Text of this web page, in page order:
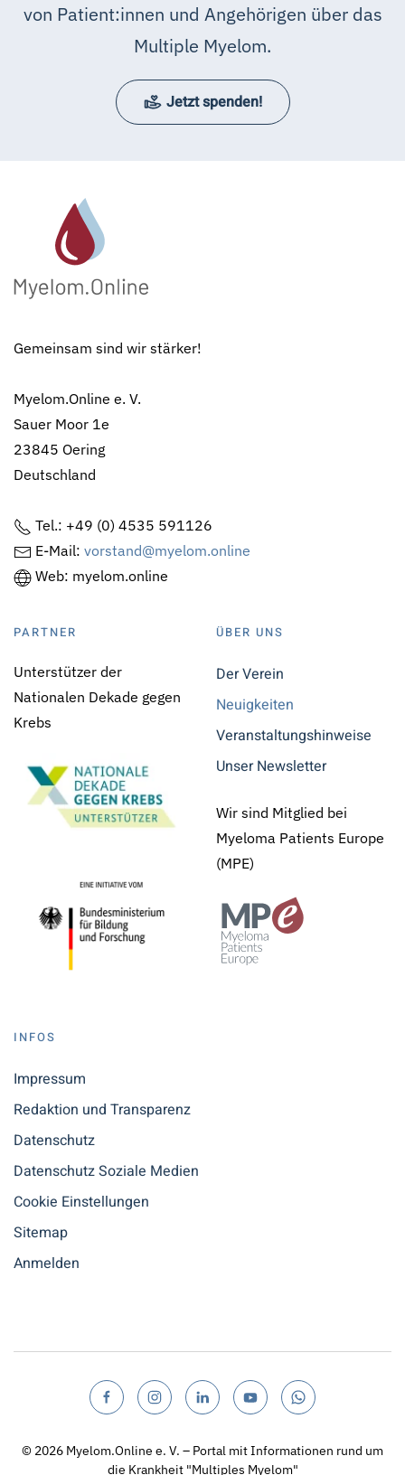
von Patient:innen und Angehörigen über das
Multiple Myelom.
Jetzt spenden!
Gemeinsam sind wir stärker!
Myelom.Online e. V.
Sauer Moor 1e
23845 Oering
Deutschland
Tel.: +49 (0) 4535 591126
E-Mail: vorstand@myelom.online
Web: myelom.online
PARTNER
Unterstützer der
Nationalen Dekade gegen
Krebs
ÜBER UNS
Der Verein
Neuigkeiten
Veranstaltungshinweise
Unser Newsletter
Wir sind Mitglied bei
Myeloma Patients Europe
(MPE)
INFOS
Impressum
Redaktion und Transparenz
Datenschutz
Datenschutz Soziale Medien
Cookie Einstellungen
Sitemap
Anmelden
© 2026 Myelom.Online e. V. – Portal mit Informationen rund um
die Krankheit "Multiples Myelom"